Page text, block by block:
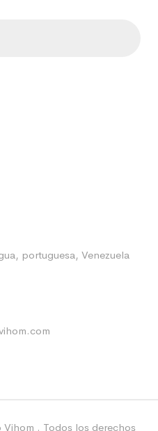
portuguesa, Venezuela
. Todos los derechos